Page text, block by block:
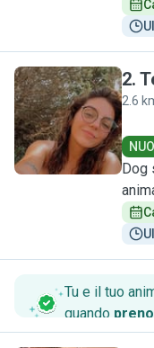
T
2.
2.6
Dog
Tu e il tuo
quando